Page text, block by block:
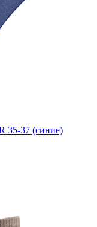
35-37 (синие)